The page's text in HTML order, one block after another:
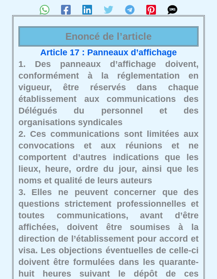
Enoncé de l’article
Article 17 : Panneaux d’affichage
1. Des panneaux d’affichage doivent,
conformément à la réglementation en
vigueur, être réservés dans chaque
établissement aux communications des
Délégués du personnel et des
organisations syndicales
2. Ces communications sont limitées aux
convocations et aux réunions et ne
comportent d’autres indications que les
lieux, heure, ordre du jour, ainsi que les
noms et qualité de leurs auteurs
3. Elles ne peuvent concerner que des
questions strictement professionnelles et
toutes communications, avant d’être
affichées, doivent être soumises à la
direction de l’établissement pour accord et
visa. Les objections éventuelles de celle-ci
doivent être formulées dans les quarante-
huit heures suivant le dépôt de ces